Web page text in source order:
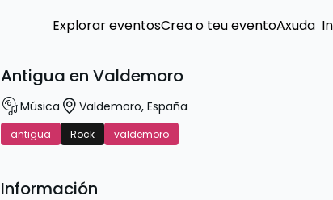
Explorar eventosCrea o teu eventoAxuda
Antigua en Valdemoro
Música Valdemoro, España
antigua Rock valdemoro
Información